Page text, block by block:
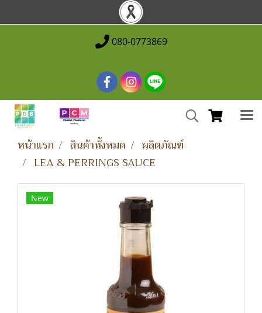
080-0773869
หน้าแรก สินค้าทั้งหมด
ผลิตภัณฑ์
LEA & PERRINGS SAUCE
New